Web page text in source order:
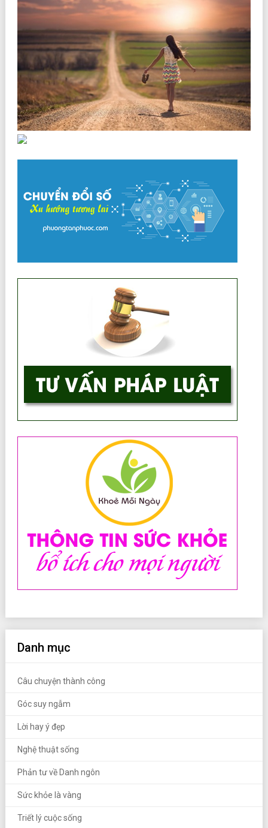
Danh mục
Câu chuyện thành công
Góc suy ngẫm
Lời hay ý đẹp
Nghệ thuật sống
Phản tư về Danh ngôn
Sức khỏe là vàng
Triết lý cuộc sống